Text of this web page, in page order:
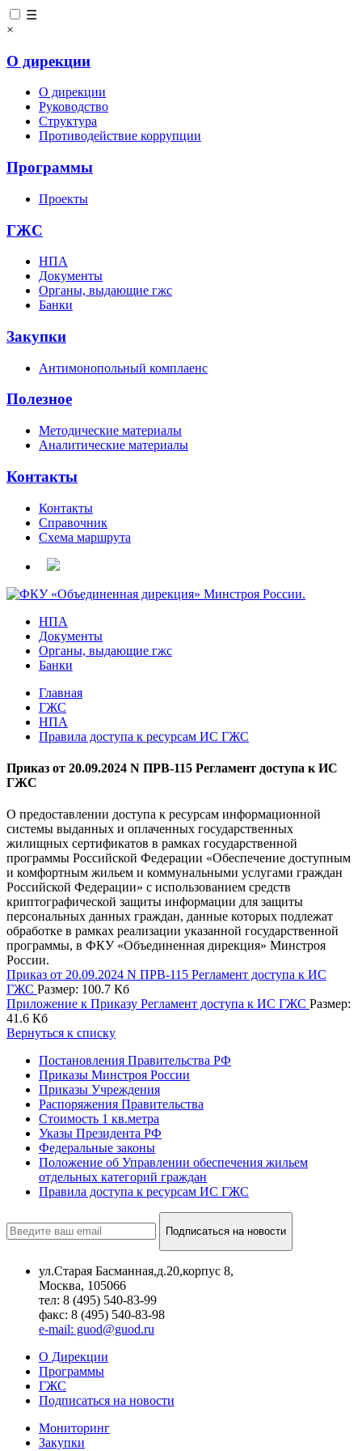
☰
×
О дирекции
О дирекции
Руководство
Структура
Противодействие коррупции
Программы
Проекты
ГЖС
НПА
Документы
Органы, выдающие гжс
Банки
Закупки
Антимонопольный комплаенс
Полезное
Методические материалы
Аналитические материалы
Контакты
Контакты
Справочник
Схема маршрута
НПА
Документы
Органы, выдающие гжс
Банки
Главная
ГЖС
НПА
Правила доступа к ресурсам ИС ГЖС
Приказ от 20.09.2024 N ПРВ-115 Регламент доступа к ИС
ГЖС
О предоставлении доступа к ресурсам информационной
системы выданных и оплаченных государственных
жилищных сертификатов в рамках государственной
программы Российской Федерации «Обеспечение доступным
и комфортным жильем и коммунальными услугами граждан
Российской Федерации» с использованием средств
криптографической защиты информации для защиты
персональных данных граждан, данные которых подлежат
обработке в рамках реализации указанной государственной
программы, в ФКУ «Объединенная дирекция» Минстроя
России.
Приказ от 20.09.2024 N ПРВ-115 Регламент доступа к ИС
ГЖС Размер: 100.7 Кб
Приложение к Приказу Регламент доступа к ИС ГЖС Размер:
41.6 Кб
Вернуться к списку
Постановления Правительства РФ
Приказы Минстроя России
Приказы Учреждения
Распоряжения Правительства
Стоимость 1 кв.метра
Указы Президента РФ
Федеральные законы
Положение об Управлении обеспечения жильем
отдельных категорий граждан
Правила доступа к ресурсам ИС ГЖС
Подписаться на новости
ул.Старая Басманная,д.20,корпус 8,
Москва, 105066
тел: 8 (495) 540-83-99
факс: 8 (495) 540-83-98
e-mail: guod@guod.ru
О Дирекции
Программы
ГЖС
Подписаться на новости
Мониторинг
Закупки